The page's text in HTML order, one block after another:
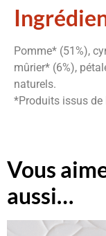
Pomme* (51%),
mûrier* (6%),
naturels.
*Produits issus de
Vous
aussi…